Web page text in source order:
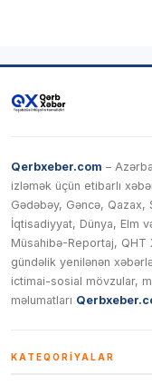
Qerbxeber.com –
izləmək üçün etibarlı
Gədəbəy, Gəncə, Qazax,
İqtisadiyyat, Dünya, Elm
Müsahibə-Reportaj,
gündəlik yenilənən
ictimai-sosial mövzular,
məlumatları
KATEQORIYALAR